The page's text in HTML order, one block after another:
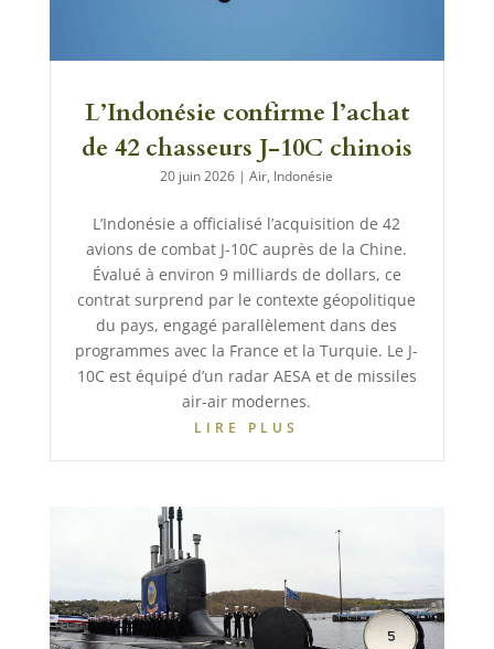
L’Indonésie confirme l’achat
de 42 chasseurs J-10C chinois
20 juin 2026 |Air, Indonésie
L’Indonésie a officialisé l’acquisition de 42
avions de combat J-10C auprès de la Chine.
Évalué à environ 9 milliards de dollars, ce
contrat surprend par le contexte géopolitique
du pays, engagé parallèlement dans des
programmes avec la France et la Turquie. Le J-
10C est équipé d’un radar AESA et de missiles
air-air modernes.
LIRE PLUS